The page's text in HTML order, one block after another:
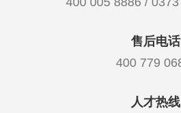
售后电话
400 779
人才热线